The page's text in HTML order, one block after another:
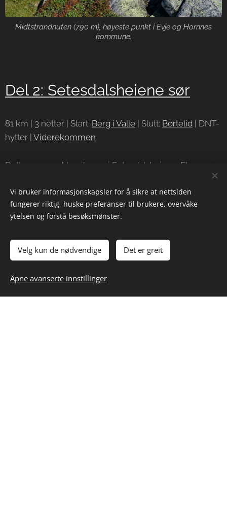
Midtstrandnuten (790 m), høyeste punkt i Evje og Hornnes
kommune.
Del 2: Setesdalsheiene sør
81 km | 3 netter | Start: Berg i Valle | Slutt: Bortelid | DNT-
hytter | Viderekommen
Dette er en av klassikerne i Setesdalsheiene. Et
tilgjengelig, lettgått og har fantastisk terreng. Mot
Bortelid blir det myr, men det er fort glemt.
Vi bruker informasjonskapsler for å sikre at nettsiden
fungerer riktig, huske preferanser til brukere, overvåke
ytelsen og forstå besøksmønster.
Velg kun de nødvendige Det er greit
Åpne avanserte innstillinger